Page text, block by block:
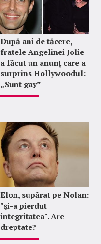
După ani de tăcere,
fratele Angelinei Jolie
a făcut un anunț care a
surprins Hollywoodul:
„Sunt gay”
Elon, supărat pe Nolan:
"şi-a pierdut
integritatea". Are
dreptate?